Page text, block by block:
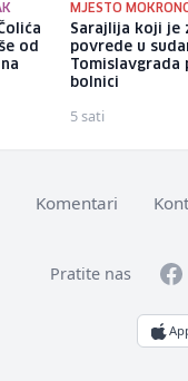
od
MJESTO
Sarajlija koji je
povrede u
Tomislavgrada
bolnici
5 sati
Komentari
Pratite nas